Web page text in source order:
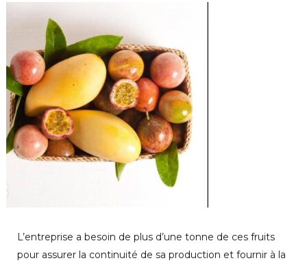
L’entreprise a besoin de plus d’une tonne de ces fruits
pour assurer la continuité de sa production et fournir à la